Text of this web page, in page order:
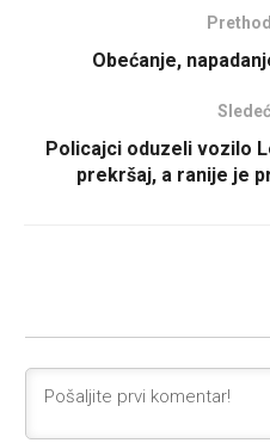
Obećanje,
Policajci oduzeli vozilo
prekršaj, a ranije je